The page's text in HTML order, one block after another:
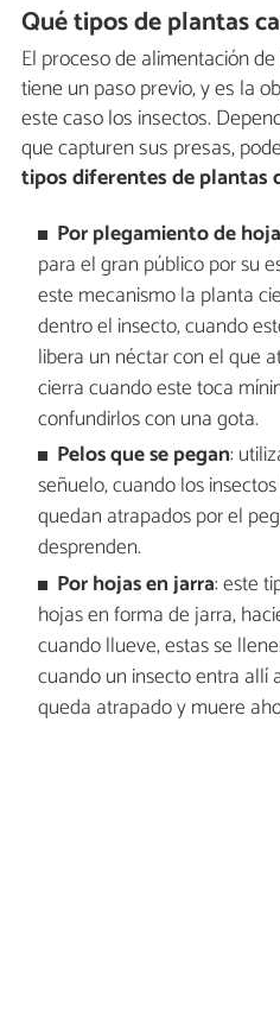
Qué tipos de plantas
El proceso de alimentación
tiene un paso previo, y es la
este caso los insectos.
que capturen sus presas,
tipos diferentes de plantas
Por plegamiento de
para el gran público por su
este mecanismo la planta
dentro el insecto, cuando
libera un néctar con el que
cierra cuando este toca
confundirlos con una gota.
Pelos que se pegan:
señuelo, cuando los
quedan atrapados por el
desprenden.
Por hojas en jarra: este
hojas en forma de jarra,
cuando llueve, estas se
cuando un insecto entra allí
queda atrapado y muere